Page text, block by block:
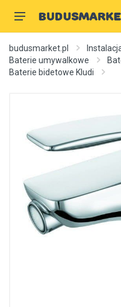
budusmarket.pl
Baterie umywalkowe
Baterie bidetowe Kludi